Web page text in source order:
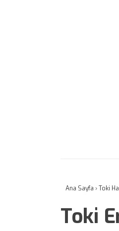
Ana Sayfa ›Toki
Toki